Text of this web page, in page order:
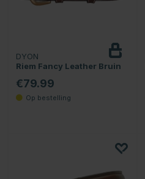
DYON
Riem Fancy Leather Bruin
€79.99